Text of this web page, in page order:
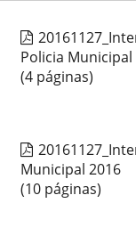
Policia Municipal
(4 páginas)
Municipal 2016
(10 páginas)